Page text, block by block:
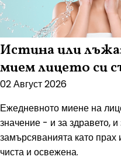
Истина или
мием лицето си
02 Август 2026
Ежедневното миене на
значение - и за здравето,
замърсяванията като прах
чиста и освежена.